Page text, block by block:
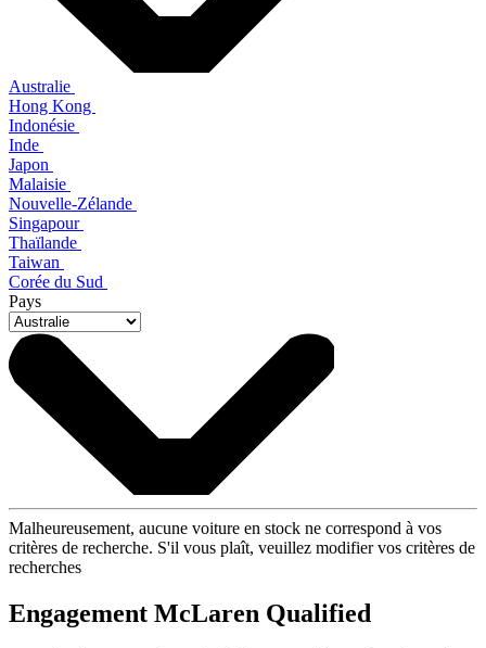
Australie
Hong Kong
Indonésie
Inde
Japon
Malaisie
Nouvelle-Zélande
Singapour
Thaïlande
Taiwan
Corée du Sud
Pays
Malheureusement, aucune voiture en stock ne correspond à vos
critères de recherche. S'il vous plaît, veuillez modifier vos critères de
recherches
Engagement McLaren Qualified